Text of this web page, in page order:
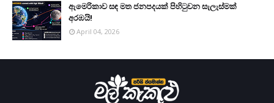
ඇමෙරිකාව සඳ මත ජනපදයක් පිහිටුවන සැලැස්මක්
අරඹයි!
April 04, 2026